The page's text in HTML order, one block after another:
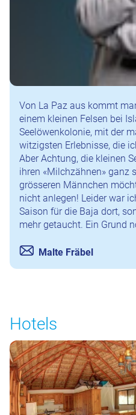
Von La Paz aus kommt
einem kleinen Felsen bei
Seelöwenkolonie, mit der
witzigsten Erlebnisse, die
Aber Achtung, die kleinen
ihren «Milchzähnen» ganz
grösseren Männchen
nicht anlegen! Leider war
Saison für die Baja dort,
mehr getaucht. Ein Grund
Malte Fräbel
Hotels